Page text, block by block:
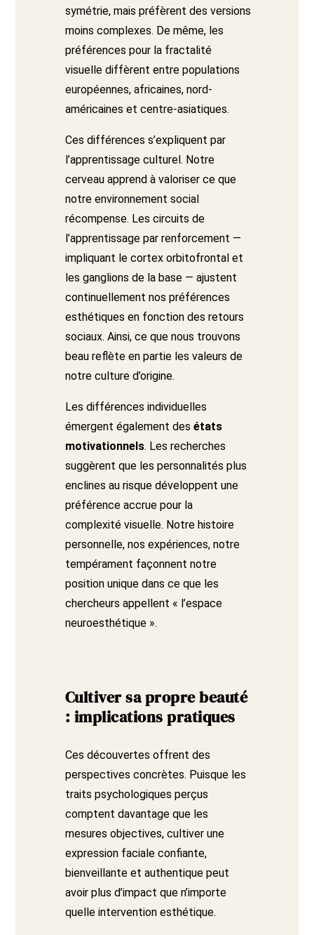
symétrie, mais préfèrent des versions
moins complexes. De même, les
préférences pour la fractalité
visuelle diffèrent entre populations
européennes, africaines, nord-
américaines et centre-asiatiques.
Ces différences s’expliquent par
l’apprentissage culturel. Notre
cerveau apprend à valoriser ce que
notre environnement social
récompense. Les circuits de
l’apprentissage par renforcement —
impliquant le cortex orbitofrontal et
les ganglions de la base — ajustent
continuellement nos préférences
esthétiques en fonction des retours
sociaux. Ainsi, ce que nous trouvons
beau reflète en partie les valeurs de
notre culture d’origine.
Les différences individuelles
émergent également des états
motivationnels. Les recherches
suggèrent que les personnalités plus
enclines au risque développent une
préférence accrue pour la
complexité visuelle. Notre histoire
personnelle, nos expériences, notre
tempérament façonnent notre
position unique dans ce que les
chercheurs appellent « l’espace
neuroesthétique ».
Cultiver sa propre beauté
: implications pratiques
Ces découvertes offrent des
perspectives concrètes. Puisque les
traits psychologiques perçus
comptent davantage que les
mesures objectives, cultiver une
expression faciale confiante,
bienveillante et authentique peut
avoir plus d’impact que n’importe
quelle intervention esthétique.